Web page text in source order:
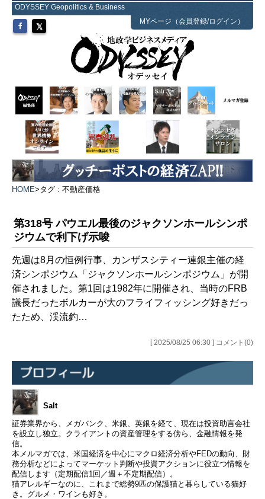
ODYSSEY Geopolitics & Business
MYページ（会員登録/ログイン）
HOME>タグ : 不動産価格
第318号 パウエル最後のジャクソンホールシンポ
ジウムで利下げ示唆
先週は8月の恒例行事、カンザスシティー連銀主催の経
済シンポジウム「ジャクソンホールシンポジウム」が開
催されました。第1回は1982年に開催され、当時のFRB
議長だったボルカーが大のフライフィッシング好きだっ
たため、渓流釣…
[ 2025/08/25 06:30 ] コメント(0)
Salt
証券業界から、メガバンク、米銀、英銀を経て、現在は投資助言会社
を設立し独立。クライアントの資産管理をする傍ら、金融情報を発
信。
本メルマガでは、米国経済を中心にマクロ経済分析やFEDの動向、財
務分析などによってマーケット判断や投資アクションに役立つ情報を
配信します（定期配信1回／週＋不定期配信）。
猫アレルギーなのに、これまで総勢9匹の保護猫と暮らしている猫好
き。グルメ・ワインも好き。